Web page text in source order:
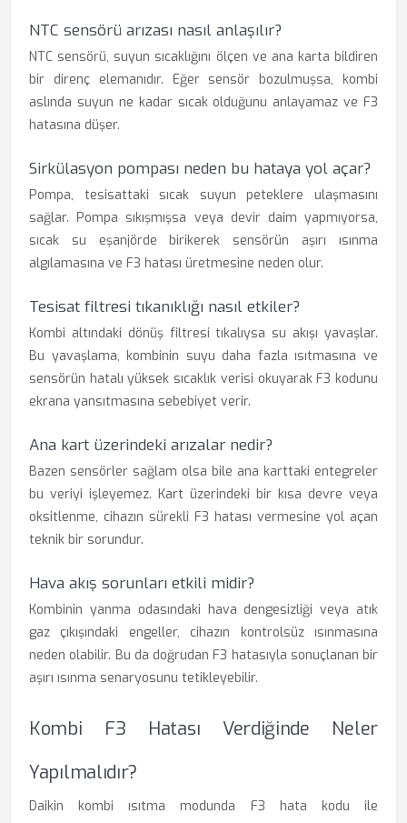
NTC sensörü arızası nasıl anlaşılır?
NTC sensörü, suyun sıcaklığını ölçen ve ana karta bildiren
bir direnç elemanıdır. Eğer sensör bozulmuşsa, kombi
aslında suyun ne kadar sıcak olduğunu anlayamaz ve F3
hatasına düşer.
Sirkülasyon pompası neden bu hataya yol açar?
Pompa, tesisattaki sıcak suyun peteklere ulaşmasını
sağlar. Pompa sıkışmışsa veya devir daim yapmıyorsa,
sıcak su eşanjörde birikerek sensörün aşırı ısınma
algılamasına ve F3 hatası üretmesine neden olur.
Tesisat filtresi tıkanıklığı nasıl etkiler?
Kombi altındaki dönüş filtresi tıkalıysa su akışı yavaşlar.
Bu yavaşlama, kombinin suyu daha fazla ısıtmasına ve
sensörün hatalı yüksek sıcaklık verisi okuyarak F3 kodunu
ekrana yansıtmasına sebebiyet verir.
Ana kart üzerindeki arızalar nedir?
Bazen sensörler sağlam olsa bile ana karttaki entegreler
bu veriyi işleyemez. Kart üzerindeki bir kısa devre veya
oksitlenme, cihazın sürekli F3 hatası vermesine yol açan
teknik bir sorundur.
Hava akış sorunları etkili midir?
Kombinin yanma odasındaki hava dengesizliği veya atık
gaz çıkışındaki engeller, cihazın kontrolsüz ısınmasına
neden olabilir. Bu da doğrudan F3 hatasıyla sonuçlanan bir
aşırı ısınma senaryosunu tetikleyebilir.
Kombi F3 Hatası Verdiğinde Neler
Yapılmalıdır?
Daikin kombi ısıtma modunda F3 hata kodu ile